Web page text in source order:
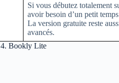
Si vous débutez totalement
avoir besoin d’un petit
La version gratuite reste
avancés.
4. Bookly Lite